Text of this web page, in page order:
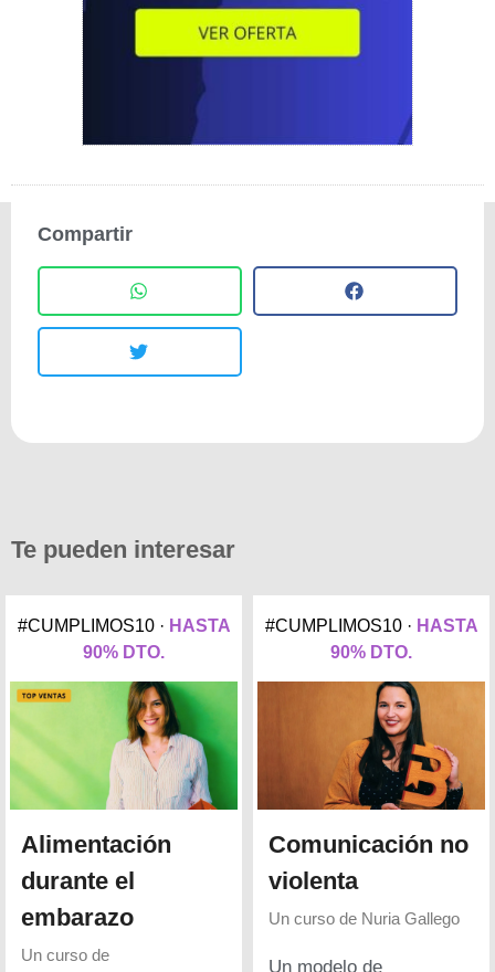
Compartir
Te pueden interesar
#CUMPLIMOS10 · HASTA
90% DTO.
Alimentación
durante el
embarazo
Un curso de
#CUMPLIMOS10 · HASTA
90% DTO.
Comunicación no
violenta
Un curso de Nuria Gallego
Un modelo de